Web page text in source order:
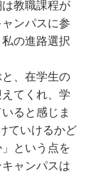
教職課程が
ンパスに参
の進路選択
、在学生の
てくれ、学
ると感じま
ていけるかど
という点を
ャンパスは